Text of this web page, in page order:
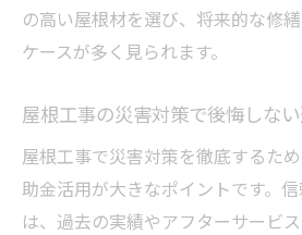
の高い屋根材を選び、将来的な修
ケースが多く見られます。
屋根工事の災害対策で後悔しな
屋根工事で災害対策を徹底するた
助金活用が大きなポイントです。
は、過去の実績やアフターサービ